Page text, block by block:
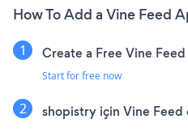
How To Add a Vine Feed
Create a Free Vine
Start for free now
shopistry için Vine Feed